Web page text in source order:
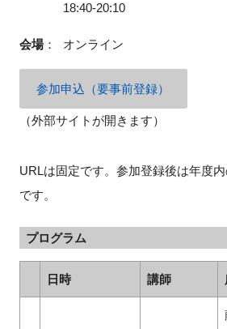
18:40-20:10
会場： オンライン
参加申込（要事前登録）
（外部サイトが開きます）
URLは固定です。参加登録後は年度
です。
プログラム
日時 講師